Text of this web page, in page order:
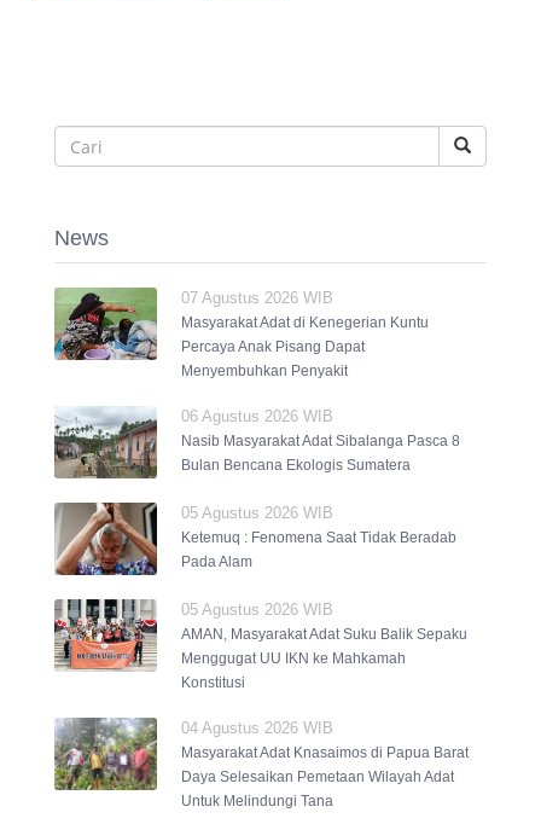
News
07 Agustus 2026 WIB
Masyarakat Adat di Kenegerian Kuntu
Percaya Anak Pisang Dapat
Menyembuhkan Penyakit
06 Agustus 2026 WIB
Nasib Masyarakat Adat Sibalanga Pasca 8
Bulan Bencana Ekologis Sumatera
05 Agustus 2026 WIB
Ketemuq : Fenomena Saat Tidak Beradab
Pada Alam
05 Agustus 2026 WIB
AMAN, Masyarakat Adat Suku Balik Sepaku
Menggugat UU IKN ke Mahkamah
Konstitusi
04 Agustus 2026 WIB
Masyarakat Adat Knasaimos di Papua Barat
Daya Selesaikan Pemetaan Wilayah Adat
Untuk Melindungi Tana